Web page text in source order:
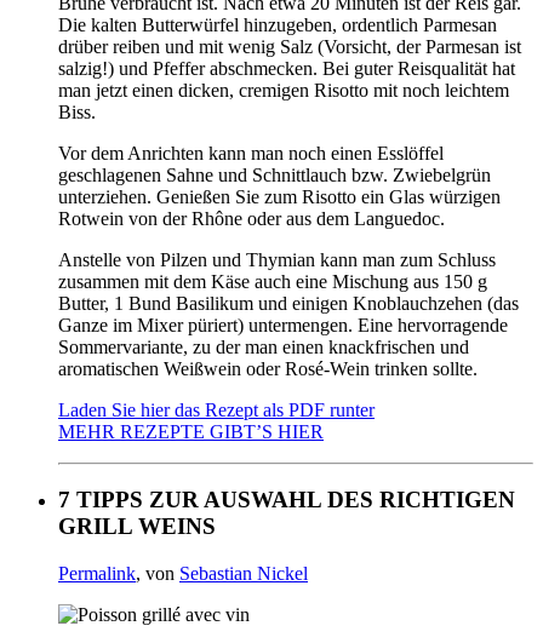
Die kalten Butterwürfel hinzugeben, ordentlich Parmesan
drüber reiben und mit wenig Salz (Vorsicht, der Parmesan ist
salzig!) und Pfeffer abschmecken. Bei guter Reisqualität hat
man jetzt einen dicken, cremigen Risotto mit noch leichtem
Biss.
Vor dem Anrichten kann man noch einen Esslöffel
geschlagenen Sahne und Schnittlauch bzw. Zwiebelgrün
unterziehen. Genießen Sie zum Risotto ein Glas würzigen
Rotwein von der Rhône oder aus dem Languedoc.
Anstelle von Pilzen und Thymian kann man zum Schluss
zusammen mit dem Käse auch eine Mischung aus 150 g
Butter, 1 Bund Basilikum und einigen Knoblauchzehen (das
Ganze im Mixer püriert) untermengen. Eine hervorragende
Sommervariante, zu der man einen knackfrischen und
aromatischen Weißwein oder Rosé-Wein trinken sollte.
Laden Sie hier das Rezept als PDF runter
MEHR REZEPTE GIBT’S HIER
7 TIPPS ZUR AUSWAHL DES RICHTIGEN
GRILL WEINS
Permalink, von Sebastian Nickel